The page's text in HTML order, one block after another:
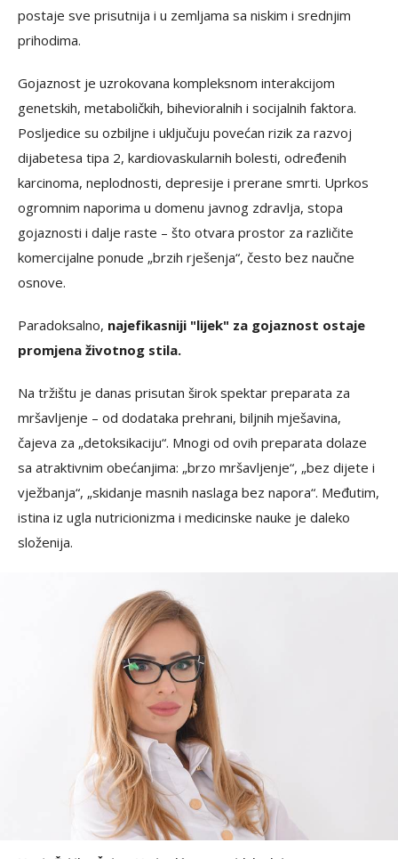
postaje sve prisutnija i u zemljama sa niskim i srednjim
prihodima.
Gojaznost je uzrokovana kompleksnom interakcijom
genetskih, metaboličkih, bihevioralnih i socijalnih faktora.
Posljedice su ozbiljne i uključuju povećan rizik za razvoj
dijabetesa tipa 2, kardiovaskularnih bolesti, određenih
karcinoma, neplodnosti, depresije i prerane smrti. Uprkos
ogromnim naporima u domenu javnog zdravlja, stopa
gojaznosti i dalje raste – što otvara prostor za različite
komercijalne ponude „brzih rješenja“, često bez naučne
osnove.
Paradoksalno, najefikasniji "lijek" za gojaznost ostaje
promjena životnog stila.
Na tržištu je danas prisutan širok spektar preparata za
mršavljenje – od dodataka prehrani, biljnih mješavina,
čajeva za „detoksikaciju“. Mnogi od ovih preparata dolaze
sa atraktivnim obećanjima: „brzo mršavljenje“, „bez dijete i
vježbanja“, „skidanje masnih naslaga bez napora“. Međutim,
istina iz ugla nutricionizma i medicinske nauke je daleko
složenija.